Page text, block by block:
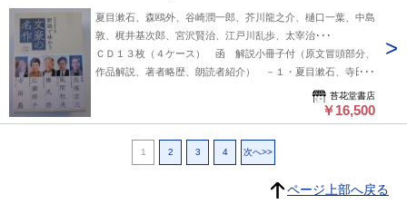
夏目漱石、森鴎外、谷崎潤一郎、芥川龍之介、樋口一葉、中島
敦、梶井基次郎、宮沢賢治、江戸川乱歩、太宰治･･･
ＣＤ１３枚（４ケース） 函 解説小冊子付（原文冒頭部分、
作品解説、著者略歴、朗読者紹介） －１・夏目漱石、寺田
農・朗読「夢十夜」 ２・森鴎外、長塚京三・朗読「高瀬舟・
高瀬舟縁起／寒山拾得・寒山拾得縁起」 ３・谷崎潤一郎、寺
田農・朗読「刺青」 ４・谷崎潤一郎、寺田農・朗読「秘密」
／５・芥川龍之介、橋爪功・朗読「蜘蛛の糸／杜子春／羅生
門」 ６・樋口一葉、広瀬修子・朗読「十三夜」 ７・中島
敦、橋爪功・朗読「山月記／名人伝／牛人」／８・梶井基次
郎、長塚京三・朗読「檸檬／ある崖上の感情」 ９・宮沢賢
苔花堂書店
￥16,500
1 2 3 4 次へ>>
ページ上部へ戻る